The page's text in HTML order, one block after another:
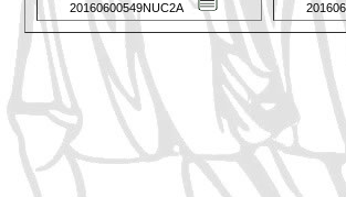
20160600549NUC2A